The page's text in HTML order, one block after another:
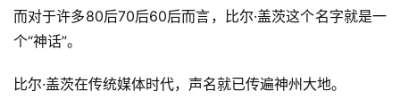
而对于许多80后70后60后而言，比尔·盖茨这个名字就是一
个“神话”。
比尔·盖茨在传统媒体时代，声名就已传遍神州大地。